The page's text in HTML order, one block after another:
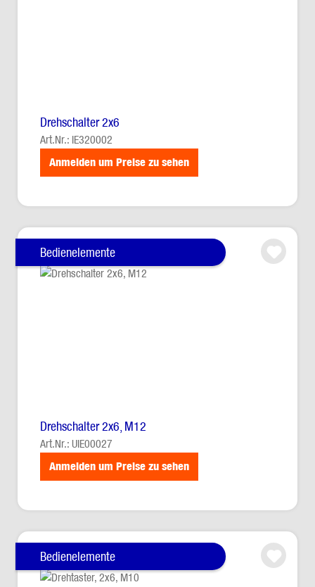
Drehschalter 2x6
Art.Nr.: IE320002
Anmelden um Preise zu sehen
Bedienelemente
Drehschalter 2x6, M12
Art.Nr.: UIE00027
Anmelden um Preise zu sehen
Bedienelemente